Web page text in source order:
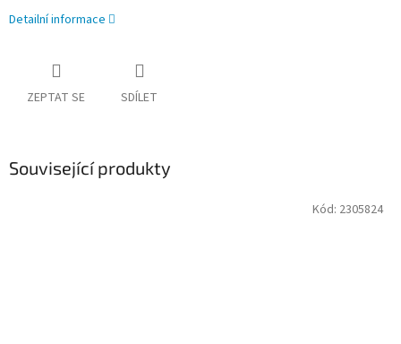
Detailní informace
ZEPTAT SE SDÍLET
Související produkty
Kód: 2305824